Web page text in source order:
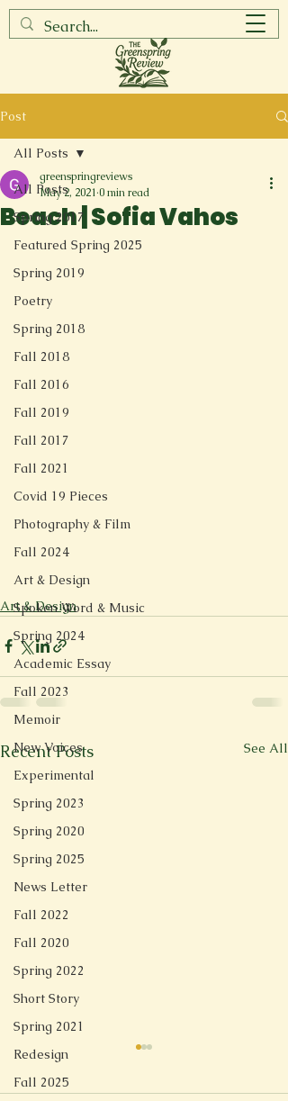
Post
All Posts
Spring 2017
Featured Spring 2025
Spring 2019
Poetry
Spring 2018
Fall 2018
Fall 2016
Fall 2019
Fall 2017
Fall 2021
Covid 19 Pieces
Photography & Film
Fall 2024
Art & Design
Spoken Word & Music
Spring 2024
Academic Essay
Fall 2023
Memoir
New Voices
Experimental
Spring 2023
Spring 2020
Spring 2025
News Letter
Fall 2022
Fall 2020
Spring 2022
Short Story
Spring 2021
Redesign
Fall 2025
All Posts
Beach | Sofia Vahos
greenspringreviews
May 2, 2021 0 min read
Art & Design
Recent Posts See All